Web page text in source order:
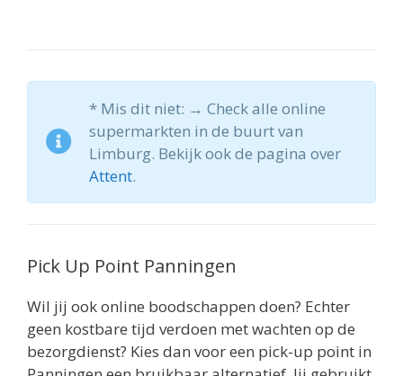
* Mis dit niet: → Check alle online
supermarkten in de buurt van
Limburg. Bekijk ook de pagina over
Attent.
Pick Up Point Panningen
Wil jij ook online boodschappen doen? Echter
geen kostbare tijd verdoen met wachten op de
bezorgdienst? Kies dan voor een pick-up point in